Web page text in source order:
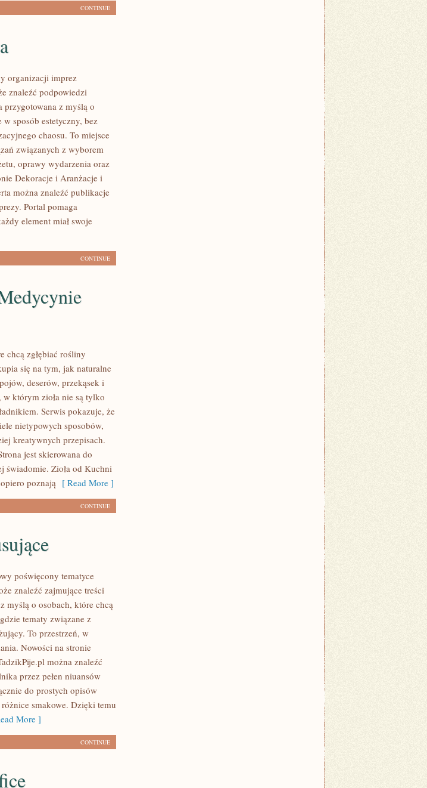
CONTINUE
organizacji imprez
znaleźć podpowiedzi
przygotowana z myślą o
sposób estetyczny, bez
chaosu. To miejsce
związanych z wyborem
oprawy wydarzenia oraz
Dekoracje i Aranżacje i
można znaleźć publikacje
Portal pomaga
element miał swoje
CONTINUE
chcą zgłębiać rośliny
się na tym, jak naturalne
deserów, przekąsek i
którym zioła nie są tylko
Serwis pokazuje, że
nietypowych sposobów,
kreatywnych przepisach.
jest skierowana do
świadomie. Zioła od Kuchni
poznają [ Read More ]
CONTINUE
poświęcony tematyce
znaleźć zajmujące treści
myślą o osobach, które chcą
tematy związane z
To przestrzeń, w
Nowości na stronie
można znaleźć
przez pełen niuansów
do prostych opisów
smakowe. Dzięki temu
More ]
CONTINUE